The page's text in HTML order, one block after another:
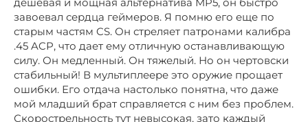
завоевал сердца геймеров. Я помню его еще по
старым частям CS. Он стреляет патронами калибра
.45 ACP, что дает ему отличную останавливающую
силу. Он медленный. Он тяжелый. Но он чертовски
стабильный! В мультиплеере это оружие прощает
ошибки. Его отдача настолько понятна, что даже
мой младший брат справляется с ним без проблем.
Скорострельность тут невысокая, зато каждый